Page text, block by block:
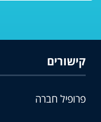
קישורים
פרופיל חברה